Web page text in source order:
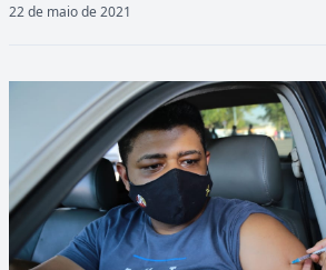
22 de maio de 2021